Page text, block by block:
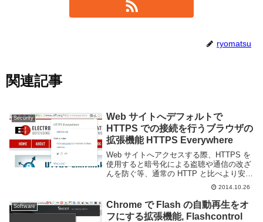
ryomatsu
関連記事
Security
Web サイトへデフォルトで
HTTPS での接続を行うブラウザの
拡張機能 HTTPS Everywhere
Web サイトへアクセスする際、HTTPS を
使用すると暗号化による盗聴や通信の改ざ
んを防ぐ等、通常の HTTP と比べより安全
につなげる事ができます。GMail や会員サ
イト等個人情報などを扱う Web サイトで
は多くのサイトで使用する事...
2014.10.26
Software
Chrome で Flash の自動再生をオ
フにする拡張機能, Flashcontrol